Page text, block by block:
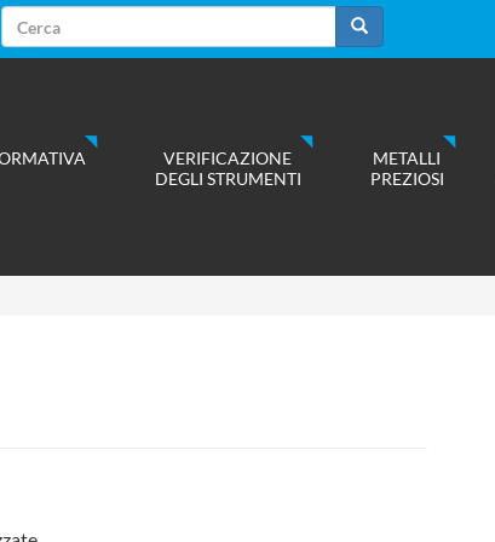
Form
di
Cerca
VERIFICAZIONE
DEGLI STRUMENTI
METALLI
PREZIOSI